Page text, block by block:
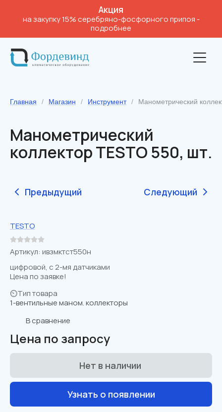
Акция
на закупку 15% серебряно-фосфорного припоя -
подробнее
Главная / Магазин / Инструмент / Манометрический
Манометрический
коллектор TESTO 550, шт.
Предыдущий Следующий
TESTO
Артикул: ивзмктст550н
цифровой, с 2-мя датчиками
Цена по заявке!
⏲Тип товара
1-вентильные маном. коллекторы
В сравнениe
Цена по запросу
Нет в наличии
Узнать о появлении